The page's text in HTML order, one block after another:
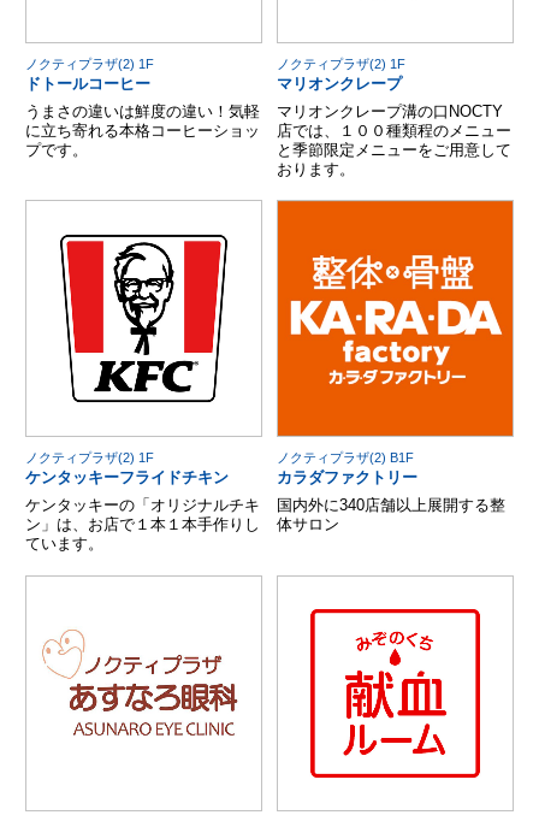
ノクティプラザ(2) 1F
ドトールコーヒー
うまさの違いは鮮度の違い！気軽
に立ち寄れる本格コーヒーショッ
プです。
ノクティプラザ(2) 1F
マリオンクレープ
マリオンクレープ溝の口NOCTY
店では、１００種類程のメニュー
と季節限定メニューをご用意して
おります。
ノクティプラザ(2) 1F
ケンタッキーフライドチキン
ケンタッキーの「オリジナルチキ
ン」は、お店で１本１本手作りし
ています。
ノクティプラザ(2) B1F
カラダファクトリー
国内外に340店舗以上展開する整
体サロン